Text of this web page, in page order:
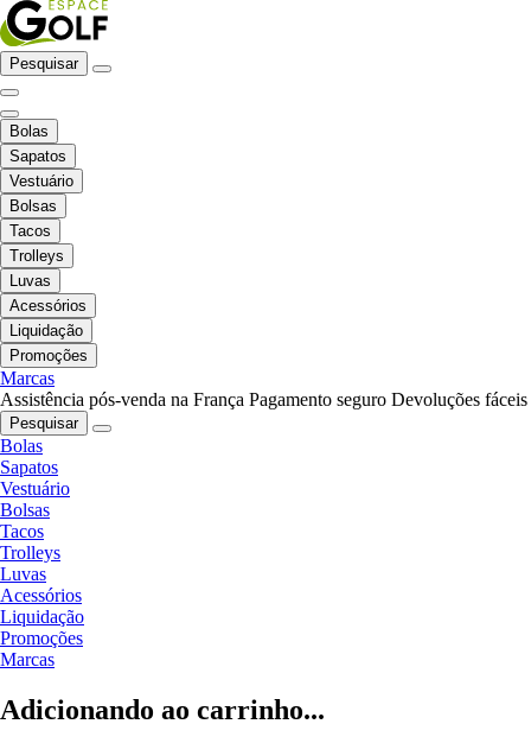
Pesquisar
Bolas
Sapatos
Vestuário
Bolsas
Tacos
Trolleys
Luvas
Acessórios
Liquidação
Promoções
Marcas
Assistência pós-venda na França Pagamento seguro Devoluções fáceis
Pesquisar
Bolas
Sapatos
Vestuário
Bolsas
Tacos
Trolleys
Luvas
Acessórios
Liquidação
Promoções
Marcas
Adicionando ao carrinho...